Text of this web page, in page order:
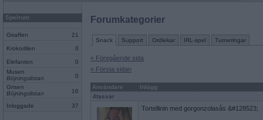
Spelrum
Giraffen 21
Krokodilen 0
Elefanten
0
Musen
Böjningslistan
0
Grisen
Böjningslistan
16
Inloggade 37
Forumkategorier
Snack Support Ordlekar IRL-spel Turneringar
« Föregående sida
« Första sidan
Användare
Inlägg
4tassar
Tortellinin med gorgonzolasås &#128523;